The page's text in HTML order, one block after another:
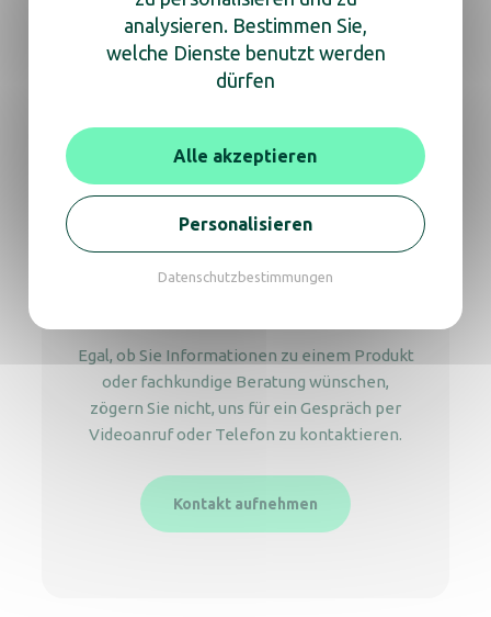
Wir sind für Sie da
Egal, ob Sie Informationen zu einem Produkt
oder fachkundige Beratung wünschen,
zögern Sie nicht, uns für ein Gespräch per
Videoanruf oder Telefon zu kontaktieren.
Kontakt aufnehmen
analysieren. Bestimmen Sie,
welche Dienste benutzt werden
dürfen
Alle akzeptieren
Personalisieren
Datenschutzbestimmungen